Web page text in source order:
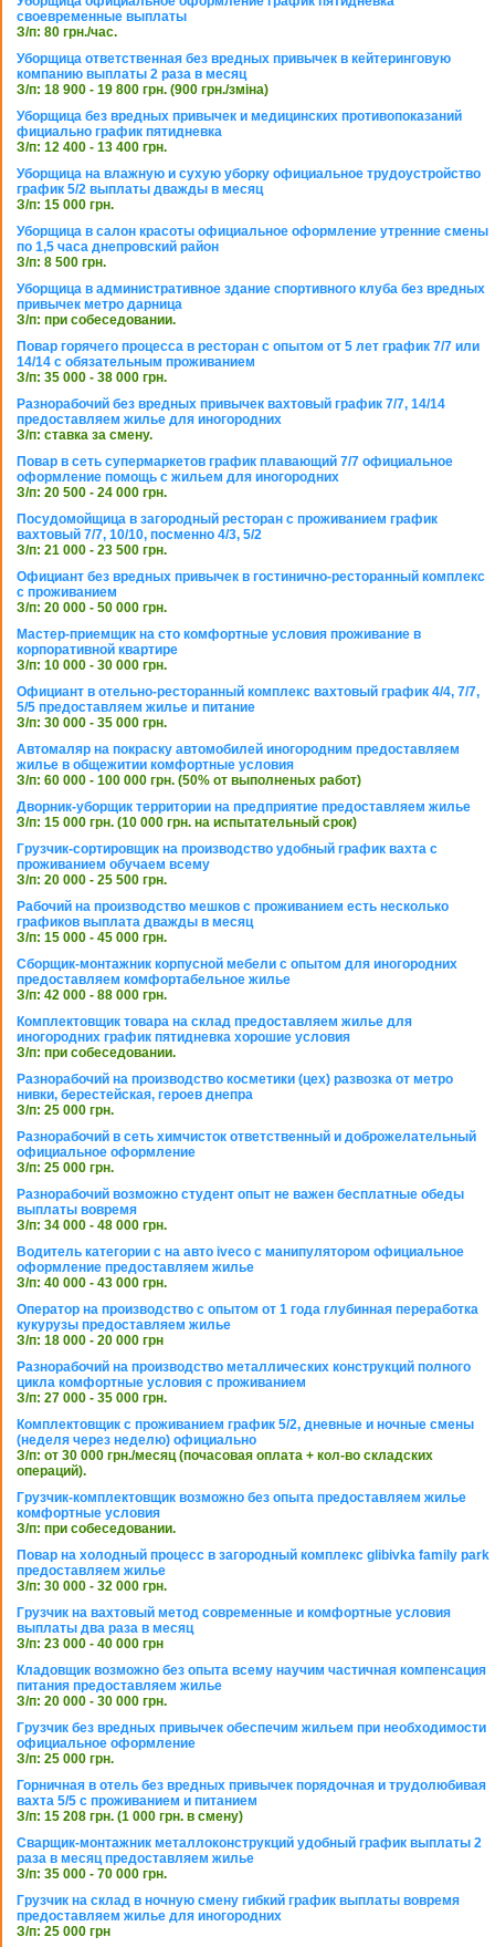
своевременные выплаты
З/п: 80 грн./час.
Уборщица ответственная без вредных привычек в кейтеринговую
компанию выплаты 2 раза в месяц
З/п: 18 900 - 19 800 грн. (900 грн./зміна)
Уборщица без вредных привычек и медицинских противопоказаний
фициально график пятидневка
З/п: 12 400 - 13 400 грн.
Уборщица на влажную и сухую уборку официальное трудоустройство
график 5/2 выплаты дважды в месяц
З/п: 15 000 грн.
Уборщица в салон красоты официальное оформление утренние смены
по 1,5 часа днепровский район
З/п: 8 500 грн.
Уборщица в административное здание спортивного клуба без вредных
привычек метро дарница
З/п: при собеседовании.
Повар горячего процесса в ресторан с опытом от 5 лет график 7/7 или
14/14 с обязательным проживанием
З/п: 35 000 - 38 000 грн.
Разнорабочий без вредных привычек вахтовый график 7/7, 14/14
предоставляем жилье для иногородних
З/п: ставка за смену.
Повар в сеть супермаркетов график плавающий 7/7 официальное
оформление помощь с жильем для иногородних
З/п: 20 500 - 24 000 грн.
Посудомойщица в загородный ресторан с проживанием график
вахтовый 7/7, 10/10, посменно 4/3, 5/2
З/п: 21 000 - 23 500 грн.
Официант без вредных привычек в гостинично-ресторанный комплекс
с проживанием
З/п: 20 000 - 50 000 грн.
Мастер-приемщик на сто комфортные условия проживание в
корпоративной квартире
З/п: 10 000 - 30 000 грн.
Официант в отельно-ресторанный комплекс вахтовый график 4/4, 7/7,
5/5 предоставляем жилье и питание
З/п: 30 000 - 35 000 грн.
Автомаляр на покраску автомобилей иногородним предоставляем
жилье в общежитии комфортные условия
З/п: 60 000 - 100 000 грн. (50% от выполненых работ)
Дворник-уборщик территории на предприятие предоставляем жилье
З/п: 15 000 грн. (10 000 грн. на испытательный срок)
Грузчик-сортировщик на производство удобный график вахта с
проживанием обучаем всему
З/п: 20 000 - 25 500 грн.
Рабочий на производство мешков с проживанием есть несколько
графиков выплата дважды в месяц
З/п: 15 000 - 45 000 грн.
Сборщик-монтажник корпусной мебели с опытом для иногородних
предоставляем комфортабельное жилье
З/п: 42 000 - 88 000 грн.
Комплектовщик товара на склад предоставляем жилье для
иногородних график пятидневка хорошие условия
З/п: при собеседовании.
Разнорабочий на производство косметики (цех) развозка от метро
нивки, берестейская, героев днепра
З/п: 25 000 грн.
Разнорабочий в сеть химчисток ответственный и доброжелательный
официальное оформление
З/п: 25 000 грн.
Разнорабочий возможно студент опыт не важен бесплатные обеды
выплаты вовремя
З/п: 34 000 - 48 000 грн.
Водитель категории с на авто iveco с манипулятором официальное
оформление предоставляем жилье
З/п: 40 000 - 43 000 грн.
Оператор на производство с опытом от 1 года глубинная переработка
кукурузы предоставляем жилье
З/п: 18 000 - 20 000 грн
Разнорабочий на производство металлических конструкций полного
цикла комфортные условия с проживанием
З/п: 27 000 - 35 000 грн.
Комплектовщик с проживанием график 5/2, дневные и ночные смены
(неделя через неделю) официально
З/п: от 30 000 грн./месяц (почасовая оплата + кол-во складских
операций).
Грузчик-комплектовщик возможно без опыта предоставляем жилье
комфортные условия
З/п: при собеседовании.
Повар на холодный процесс в загородный комплекс glibivka family park
предоставляем жилье
З/п: 30 000 - 32 000 грн.
Грузчик на вахтовый метод современные и комфортные условия
выплаты два раза в месяц
З/п: 23 000 - 40 000 грн
Кладовщик возможно без опыта всему научим частичная компенсация
питания предоставляем жилье
З/п: 20 000 - 30 000 грн.
Грузчик без вредных привычек обеспечим жильем при необходимости
официальное оформление
З/п: 25 000 грн.
Горничная в отель без вредных привычек порядочная и трудолюбивая
вахта 5/5 с проживанием и питанием
З/п: 15 208 грн. (1 000 грн. в смену)
Сварщик-монтажник металлоконструкций удобный график выплаты 2
раза в месяц предоставляем жилье
З/п: 35 000 - 70 000 грн.
Грузчик на склад в ночную смену гибкий график выплаты вовремя
предоставляем жилье для иногородних
З/п: 25 000 грн